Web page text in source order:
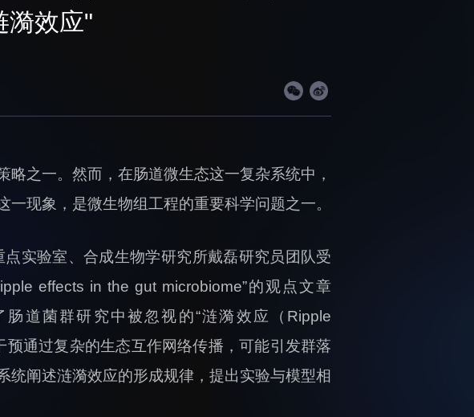
中欧创新医药与健康研究中心
漪效应"
之一。然而，在肠道微生态这一复杂系统中，
现象，是微生物组工程的重要科学问题之一。
实验室、合成生物学研究所戴磊研究员团队受
effects in the gut microbiome”的观点文章
道菌群研究中被忽视的“涟漪效应（Ripple
通过复杂的生态互作网络传播，可能引发群落
阐述涟漪效应的形成规律，提出实验与模型相